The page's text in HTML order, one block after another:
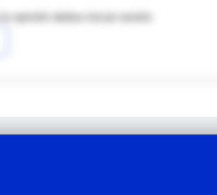
opinión debes iniciar sesión